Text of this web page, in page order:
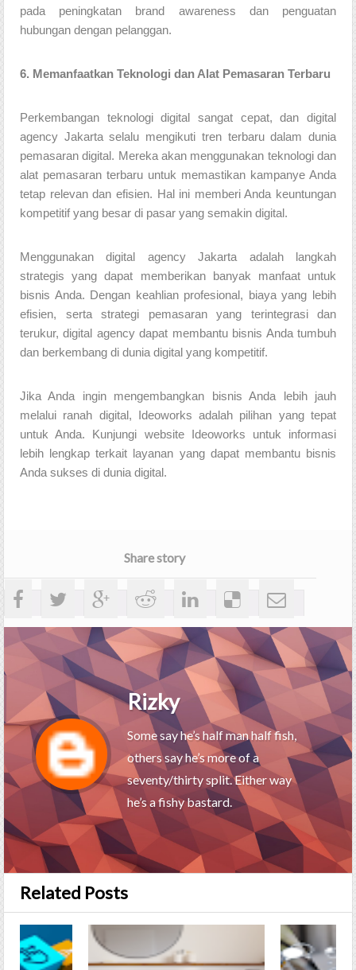
pada peningkatan brand awareness dan penguatan
hubungan dengan pelanggan.
6. Memanfaatkan Teknologi dan Alat Pemasaran Terbaru
Perkembangan teknologi digital sangat cepat, dan digital
agency Jakarta selalu mengikuti tren terbaru dalam dunia
pemasaran digital. Mereka akan menggunakan teknologi dan
alat pemasaran terbaru untuk memastikan kampanye Anda
tetap relevan dan efisien. Hal ini memberi Anda keuntungan
kompetitif yang besar di pasar yang semakin digital.
Menggunakan digital agency Jakarta adalah langkah
strategis yang dapat memberikan banyak manfaat untuk
bisnis Anda. Dengan keahlian profesional, biaya yang lebih
efisien, serta strategi pemasaran yang terintegrasi dan
terukur, digital agency dapat membantu bisnis Anda tumbuh
dan berkembang di dunia digital yang kompetitif.
Jika Anda ingin mengembangkan bisnis Anda lebih jauh
melalui ranah digital, Ideoworks adalah pilihan yang tepat
untuk Anda. Kunjungi website Ideoworks untuk informasi
lebih lengkap terkait layanan yang dapat membantu bisnis
Anda sukses di dunia digital.
Share story
Rizky
Some say he’s half man half fish,
others say he’s more of a
seventy/thirty split. Either way
he’s a fishy bastard.
Related Posts